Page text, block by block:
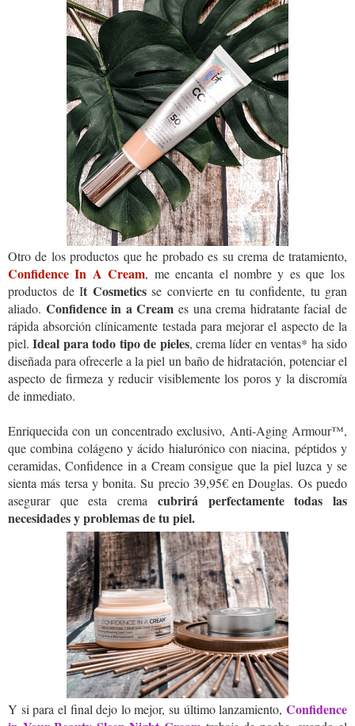
Otro de los productos que he probado es su crema de tratamiento,
Confidence In A Cream, me encanta el nombre y es que los
productos de It Cosmetics se convierte en tu confidente, tu gran
aliado. Confidence in a Cream es una crema hidratante facial de
rápida absorción clínicamente testada para mejorar el aspecto de la
piel.Ideal para todo tipo de pieles, crema líder en ventas* ha sido
diseñada para ofrecerle a la piel un baño de hidratación, potenciar el
aspecto de firmeza y reducir visiblemente los poros y la discromía
de inmediato.
Enriquecida con un concentrado exclusivo, Anti-Aging Armour™,
que combina colágeno y ácido hialurónico con niacina, péptidos y
ceramidas, Confidence in a Cream consigue que la piel luzca y se
sienta más tersa y bonita. Su precio 39,95€ en Douglas. Os puedo
asegurar que esta crema cubrirá perfectamente todas las
necesidades y problemas de tu piel.
Y si para el final dejo lo mejor, su último lanzamiento, Confidence